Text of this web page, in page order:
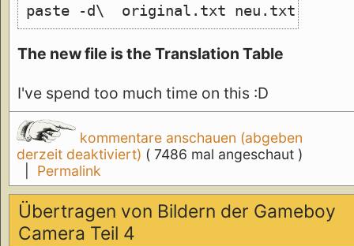
paste -d\  original.txt neu.txt
The new file is the Translation Table
I've spend too much time on this :D
kommentare anschauen (abgeben
derzeit deaktiviert) ( 7486 mal angeschaut )
Permalink
Übertragen von Bildern der Gameboy
Camera Teil 4